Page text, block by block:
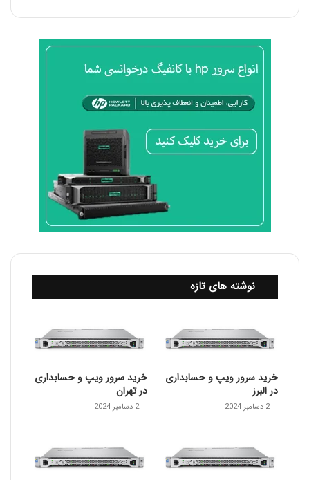
نوشته های تازه
خرید سرور ویپ و حسابداری
در البرز
2 دسامبر 2024
خرید سرور ویپ و حسابداری
در تهران
2 دسامبر 2024